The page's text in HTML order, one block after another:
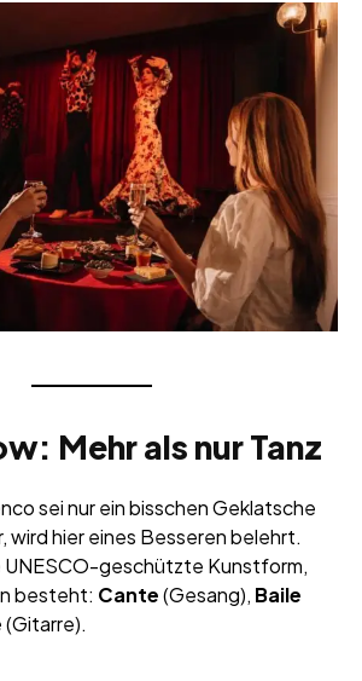
Mehr als nur Tanz
sei nur ein bisschen Geklatsche
wird hier eines Besseren belehrt.
UNESCO-geschützte Kunstform,
besteht: Cante(Gesang), Baile
(Gitarre).